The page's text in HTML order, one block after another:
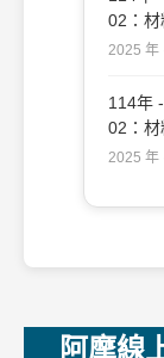
02：材
109（
2025 年
114年
02：材
50（
2025 年
阿摩線